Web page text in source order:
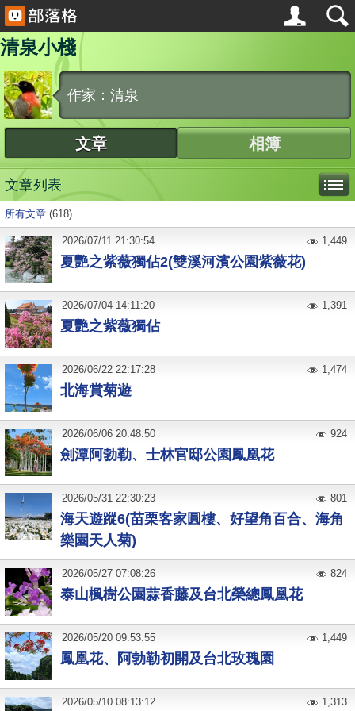
清泉小棧
作家：清泉
文章 相簿
文章列表
所有文章 (618)
夏艷之紫薇獨佔2(雙溪河濱公園紫薇花)
2026/07/11 21:30:54 1,449
夏艷之紫薇獨佔
2026/07/04 14:11:20 1,391
北海賞菊遊
2026/06/22 22:17:28 1,474
劍潭阿勃勒、士林官邸公園鳳凰花
2026/06/06 20:48:50 924
海天遊蹤6(苗栗客家圓樓、好望角百合、海角
樂園天人菊)
2026/05/31 22:30:23 801
泰山楓樹公園蒜香藤及台北榮總鳳凰花
2026/05/27 07:08:26 824
鳳凰花、阿勃勒初開及台北玫瑰園
2026/05/20 09:53:55 1,449
2026/05/10 08:13:12 1,313